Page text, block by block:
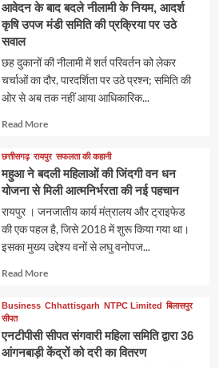
आवेदन के बाद बदले नीलामी के नियम, आदर्श
कृषि उपज मंडी समिति की प्रक्रिया पर उठे
सवाल
छह दुकानों की नीलामी में शर्त परिवर्तन को लेकर
चर्चाओं का दौर, पारदर्शिता पर उठे प्रश्न; समिति की
ओर से अब तक नहीं आया आधिकारिक...
Read MoreRead
about
छत्तीसगढ़ रायपुर सफलता की कहानी
महुआ ने बदली महिलाओं की जिंदगी वन धन
योजना से मिली आत्मनिर्भरता की नई पहचान
रायपुर । जनजातीय कार्य मंत्रालय और ट्राइफेड
की एक पहल है, जिसे 2018 में शुरू किया गया था।
इसका मुख्य उद्देश्य वनों से लघु वनोपज...
Read MoreRead
about
Business Chhattisgarh NTPC Limited बिलासपुर
सीपत
एनटीपीसी सीपत संगवारी महिला समिति द्वारा 36
आंगनबाड़ी केंद्रों को दरी का वितरण